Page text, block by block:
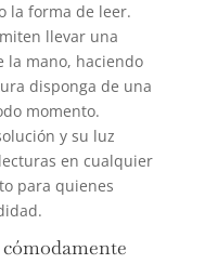
la forma de leer.
llevar una
la mano, haciendo
disponga de una
momento.
y su luz
en cualquier
para quienes